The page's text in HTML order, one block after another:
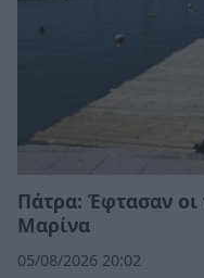
Πάτρα: Έφτασαν οι
Μαρίνα
05/08/2026 20:02